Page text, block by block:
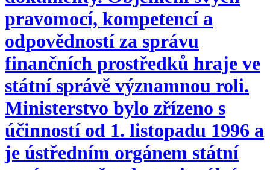
pravomocí, kompetencí a
odpovědností za správu
finančních prostředků hraje ve
státní správě významnou roli.
Ministerstvo bylo zřízeno s
účinností od 1. listopadu 1996 a
je ústředním orgánem státní